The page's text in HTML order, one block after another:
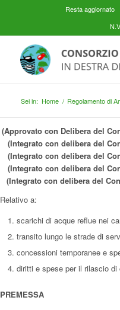
Resta aggiornato
Sei in: Home / Regolamento di
(Approvato con Delibera del
(Integrato con delibera del
(Integrato con delibera del
(Integrato con delibera del
(Integrato con delibera del
Relativo a:
scarichi di acque reflue nei
transito lungo le strade di
concessioni temporanee e
diritti e spese per il rilascio di
PREMESSA